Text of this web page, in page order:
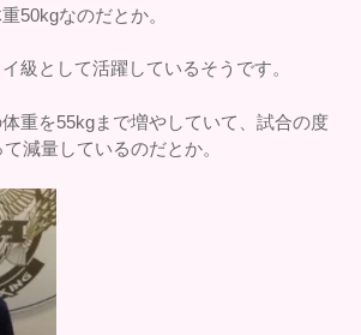
50kgなのだとか。
級として活躍しているそうです。
重を55kgまで増やしていて、試合の度
減量しているのだとか。